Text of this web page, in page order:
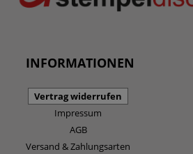
INFORMATIONEN
Vertrag widerrufen
Impressum
AGB
Versand & Zahlungsarten